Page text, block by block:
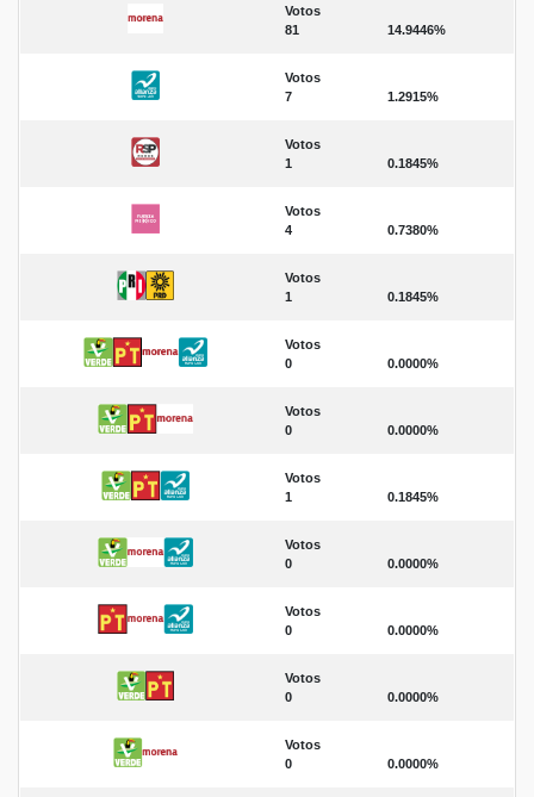
Votos
81
14.9446%
Votos
7
1.2915%
Votos
1
0.1845%
Votos
4
0.7380%
Votos
1
0.1845%
Votos
0
0.0000%
Votos
0
0.0000%
Votos
1
0.1845%
Votos
0
0.0000%
Votos
0
0.0000%
Votos
0
0.0000%
Votos
0
0.0000%